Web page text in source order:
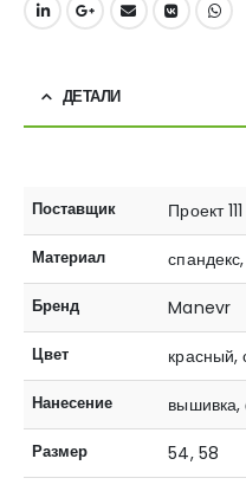
ДЕТАЛИ
Поставщик Проект 111
Материал
Бренд Manevr
Цвет красный,
Нанесение
Размер 54, 58